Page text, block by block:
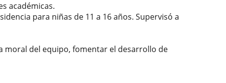
académicas.
para niñas de 11 a 16 años. Supervisó a
moral del equipo, fomentar el desarrollo de